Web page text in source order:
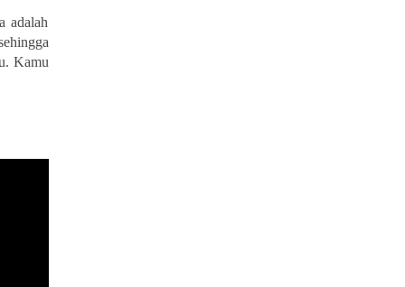
adalah
Kamu